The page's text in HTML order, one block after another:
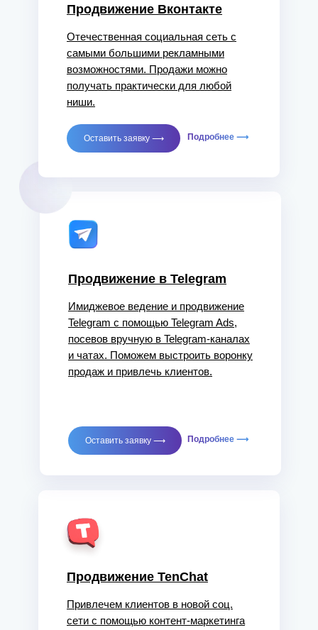
Продвижение TenChat
Привлечем клиентов в новой соц.
сети с помощью контент-маркетинга
Продвижение в Telegram
Имиджевое ведение и продвижение
Telegram с помощью Telegram Ads,
посевов вручную в Telegram-каналах
и чатах. Поможем выстроить воронку
продаж и привлечь клиентов.
Подробнее ⟶
Оставить заявку ⟶
Продвижение Вконтакте
Отечественная социальная сеть с
самыми большими рекламными
возможностями. Продажи можно
получать практически для любой
ниши.
Подробнее ⟶
Оставить заявку ⟶